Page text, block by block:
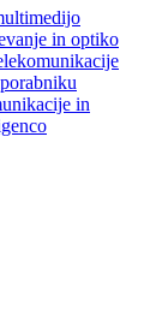
in optiko
in